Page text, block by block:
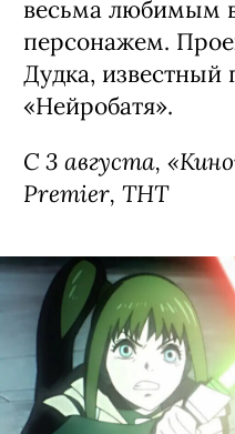
весьма любимым
персонажем.
Дудка,
«Нейробатя».
С 3 августа,
Premier, ТНТ